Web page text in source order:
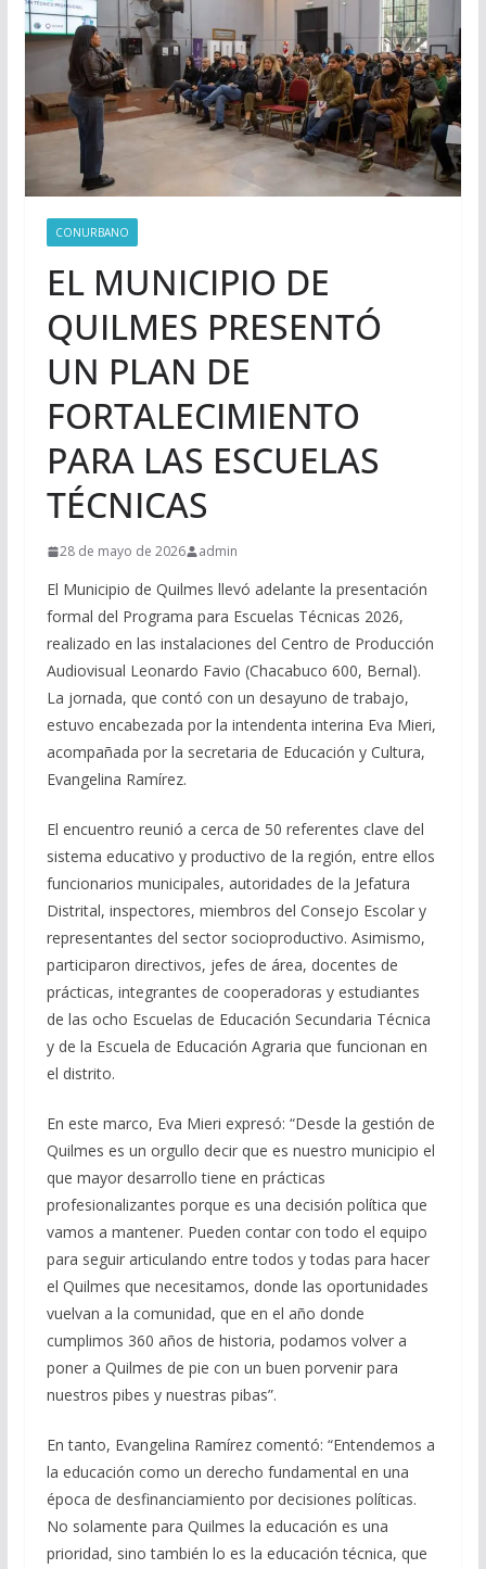
CONURBANO
EL MUNICIPIO DE
QUILMES PRESENTÓ
UN PLAN DE
FORTALECIMIENTO
PARA LAS ESCUELAS
TÉCNICAS
28 de mayo de 2026 admin
El Municipio de Quilmes llevó adelante la presentación
formal del Programa para Escuelas Técnicas 2026,
realizado en las instalaciones del Centro de Producción
Audiovisual Leonardo Favio (Chacabuco 600, Bernal).
La jornada, que contó con un desayuno de trabajo,
estuvo encabezada por la intendenta interina Eva Mieri,
acompañada por la secretaria de Educación y Cultura,
Evangelina Ramírez.
El encuentro reunió a cerca de 50 referentes clave del
sistema educativo y productivo de la región, entre ellos
funcionarios municipales, autoridades de la Jefatura
Distrital, inspectores, miembros del Consejo Escolar y
representantes del sector socioproductivo. Asimismo,
participaron directivos, jefes de área, docentes de
prácticas, integrantes de cooperadoras y estudiantes
de las ocho Escuelas de Educación Secundaria Técnica
y de la Escuela de Educación Agraria que funcionan en
el distrito.
En este marco, Eva Mieri expresó: “Desde la gestión de
Quilmes es un orgullo decir que es nuestro municipio el
que mayor desarrollo tiene en prácticas
profesionalizantes porque es una decisión política que
vamos a mantener. Pueden contar con todo el equipo
para seguir articulando entre todos y todas para hacer
el Quilmes que necesitamos, donde las oportunidades
vuelvan a la comunidad, que en el año donde
cumplimos 360 años de historia, podamos volver a
poner a Quilmes de pie con un buen porvenir para
nuestros pibes y nuestras pibas”.
En tanto, Evangelina Ramírez comentó: “Entendemos a
la educación como un derecho fundamental en una
época de desfinanciamiento por decisiones políticas.
No solamente para Quilmes la educación es una
prioridad, sino también lo es la educación técnica, que